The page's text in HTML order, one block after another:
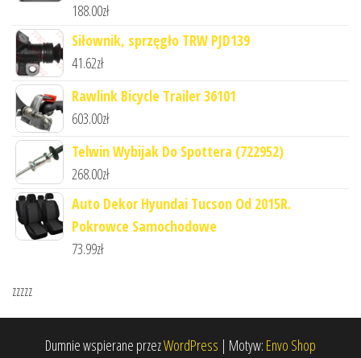
188.00zł
Siłownik, sprzęgło TRW PJD139
41.62zł
Rawlink Bicycle Trailer 36101
603.00zł
Telwin Wybijak Do Spottera (722952)
268.00zł
Auto Dekor Hyundai Tucson Od 2015R.
Pokrowce Samochodowe
73.99zł
zzzzz
Dumnie wspierane przezWordPress | Motyw: Envo Shop